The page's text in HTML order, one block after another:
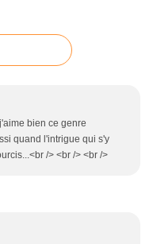
bien ce genre
quand l'intrigue qui s'y
/> <br /> <br />